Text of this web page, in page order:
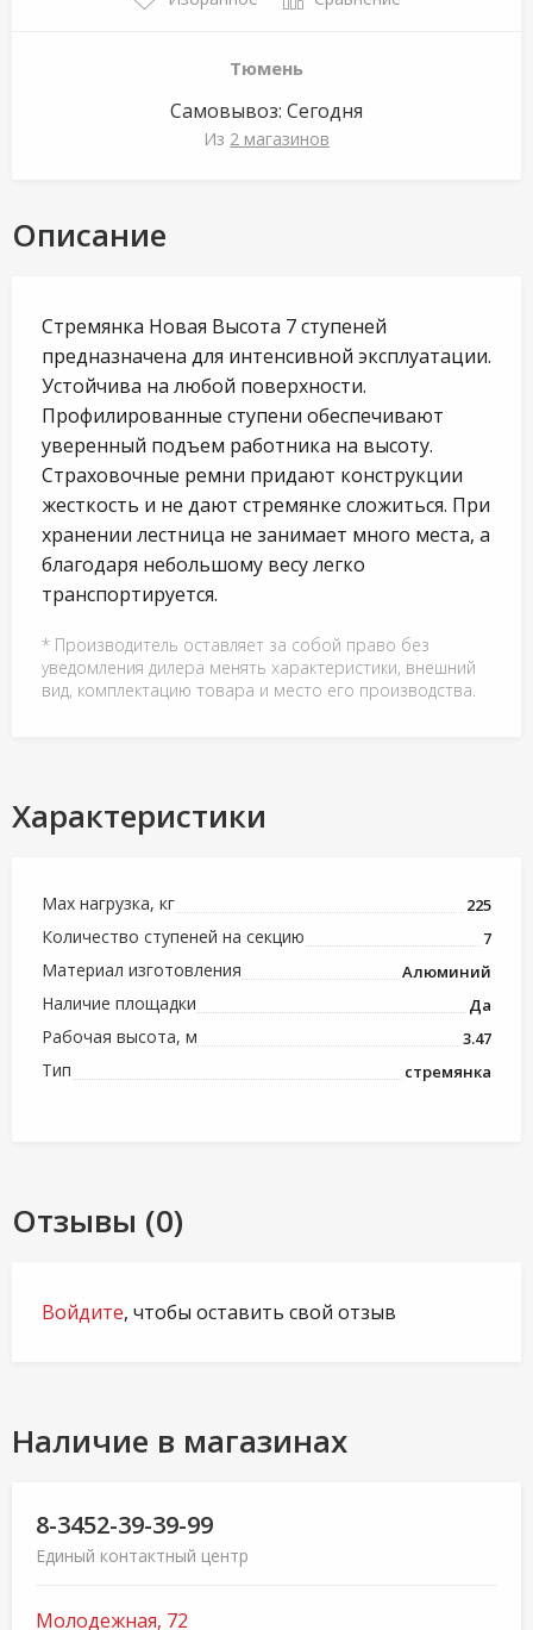
Тюмень
Самовывоз: Сегодня
Из 2 магазинов
Описание
Стремянка Новая Высота 7 ступеней
предназначена для интенсивной эксплуатации.
Устойчива на любой поверхности.
Профилированные ступени обеспечивают
уверенный подъем работника на высоту.
Страховочные ремни придают конструкции
жесткость и не дают стремянке сложиться. При
хранении лестница не занимает много места, а
благодаря небольшому весу легко
транспортируется.
* Производитель оставляет за собой право без
уведомления дилера менять характеристики, внешний
вид, комплектацию товара и место его производства.
Характеристики
Max нагрузка, кг 225
Количество ступеней на секцию 7
Материал изготовления Алюминий
Наличие площадки Да
Рабочая высота, м 3.47
Тип стремянка
Отзывы (0)
Войдите, чтобы оставить свой отзыв
Наличие в магазинах
8-3452-39-39-99
Единый контактный центр
Молодежная, 72